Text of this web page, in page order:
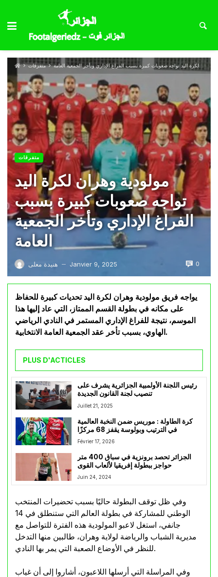
متفرقات مولودية وهران لكرة اليد تواجه صعوبات كبيرة بسبب الفراغ الإداري وتأخر الجمعية العامة
متفرقات
مولودية وهران لكرة اليد
تواجه صعوبات كبيرة بسبب
الفراغ الإداري وتأخر الجمعية
العامة
هنيدة معلى — Janvier 9, 2025 0
يواجه فريق مولودية وهران لكرة اليد تحديات كبيرة للحفاظ
على مكانه في بطولة القسم الممتاز، التي عاد إليها هذا
الموسم، نتيجة للفراغ الإداري المستمر في النادي الرياضي
الهاوي، بسبب تأخر عقد الجمعية العامة الانتخابية.
PLUS D'ACTICLES
رئيس اللجنة الأولمبية الجزائرية يشرف على
تنصيب لجنة القانون الجديدة
Juillet 21, 2025
كرة الطاولة : موريس ضمن النخبة العالمية
في الترتيب وبولوسة يقفز 68 مركزًا
Février 17, 2026
الجزائر تحصد برونزية في سباق 400 متر
حواجز ببطولة إفريقيا لألعاب القوى
Juin 24, 2024
وفي ظل توقف البطولة حاليًا بسبب تحضيرات المنتخب
الوطني للمشاركة في بطولة العالم التي ستنطلق في 14
جانفي، استغل لاعبو المولودية هذه الفترة للتواصل مع
مديرية الشباب والرياضة لولاية وهران، طالبين منها التدخل
للنظر في الأوضاع الصعبة التي يمر بها النادي.
وفي المراسلة التي أرسلها اللاعبون، أشاروا إلى أن غياب